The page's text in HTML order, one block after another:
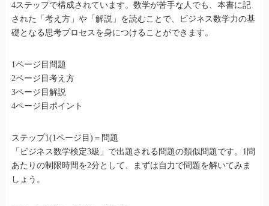
4ステップで構成されています。数学が苦手な人でも、本書に記
された「考え方」や「解説」を読むことで、ビジネス数学力の基
礎となる思考プロセスを身につけることができます。
1ページ目問題
2ページ目考え方
3ページ目解説
4ページ目ポイント
ステップ1(1ページ目)＝問題
「ビジネス数学検定3級」で出題される問題の類似問題です。1問
あたりの制限時間を2分として、まずは自力で問題を解いてみま
しょう。